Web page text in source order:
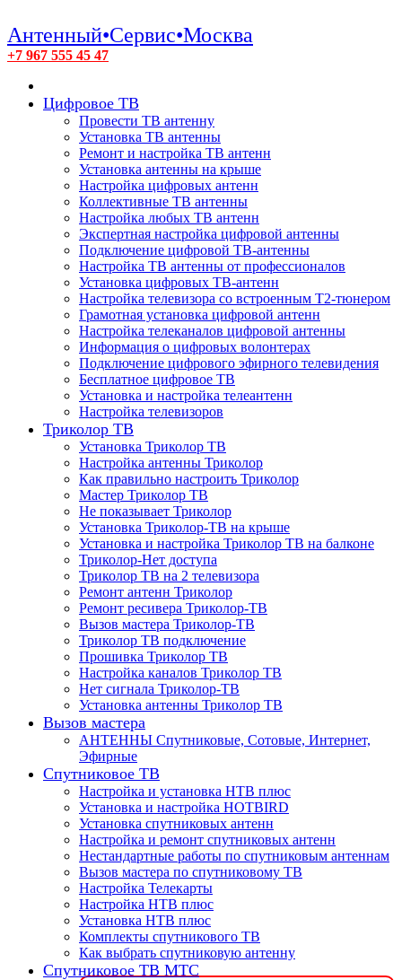
Антенный•Сервис•Москва
+7 967 555 45 47
Цифровое ТВ
Провести ТВ антенну
Установка ТВ антенны
Ремонт и настройка ТВ антенн
Установка антенны на крыше
Настройка цифровых антенн
Коллективные ТВ антенны
Настройка любых ТВ антенн
Экспертная настройка цифровой антенны
Подключение цифровой ТВ-антенны
Настройка ТВ антенны от профессионалов
Установка цифровых ТВ-антенн
Настройка телевизора со встроенным T2-тюнером
Грамотная установка цифровой антенн
Настройка телеканалов цифровой антенны
Информация о цифровых волонтерах
Подключение цифрового эфирного телевидения
Бесплатное цифровое ТВ
Установка и настройка телеантенн
Настройка телевизоров
Триколор ТВ
Установка Триколор ТВ
Настройка антенны Триколор
Как правильно настроить Триколор
Мастер Триколор ТВ
Не показывает Триколор
Установка Триколор-ТВ на крыше
Установка и настройка Триколор ТВ на балконе
Триколор-Нет доступа
Триколор ТВ на 2 телевизора
Ремонт антенн Триколор
Ремонт ресивера Триколор-ТВ
Вызов мастера Триколор-ТВ
Триколор ТВ подключение
Прошивка Триколор ТВ
Настройка каналов Триколор ТВ
Нет сигнала Триколор-ТВ
Установка антенны Триколор ТВ
Вызов мастера
АНТЕННЫ Спутниковые, Сотовые, Интернет,
Эфирные
Спутниковое ТВ
Настройка и установка НТВ плюс
Установка и настройка HOTBIRD
Установка спутниковых антенн
Настройка и ремонт спутниковых антенн
Нестандартные работы по спутниковым антеннам
Вызов мастера по спутниковому ТВ
Настройка Телекарты
Настройка НТВ плюс
Установка НТВ плюс
Комплекты спутникового ТВ
Как выбрать спутниковую антенну
Спутниковое ТВ МТС